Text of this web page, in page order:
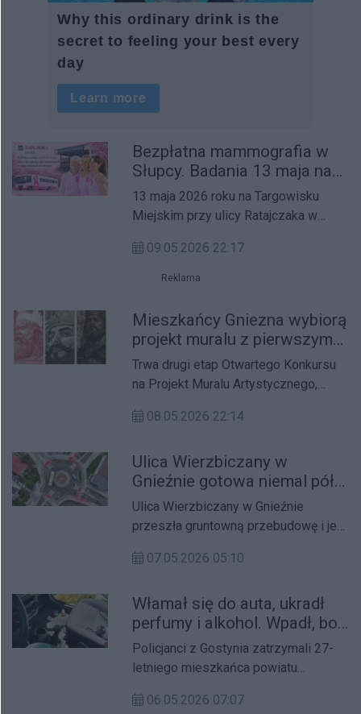
Bezpłatna mammografia w
Słupcy. Badania 13 maja na
targowisku miejskim
13 maja 2026 roku na Targowisku
Miejskim przy ulicy Ratajczaka w
mammograficzne w ramach
Populacyjnego Programu Wczesnego
09.05.2026 22:17
Reklama
Mieszkańcy Gniezna wybiorą
projekt muralu z pierwszym
królem Polski. Głosowanie
trwa do 10 maja
Trwa drugi etap Otwartego Konkursu
na Projekt Muralu Artystycznego,
zwycięskiego projektu Budżetu
2026.
08.05.2026 22:14
Ulica Wierzbiczany w
Gnieźnie gotowa niemal pół
roku przed terminem. To
inwestycja za ponad 17,5 mln
złotych
Ulica Wierzbiczany w Gnieźnie
przeszła gruntowną przebudowę i jest
którą pierwotnie przewidziano czas
zakończona z niemal półrocznym
wyprzedzeniem. Całkowita wartość
zadania wyniosła 17 581 262,50 zł.
07.05.2026 05:10
Włamał się do auta, ukradł
perfumy i alkohol. Wpadł, bo
zostawił portfel
Policjanci z Gostynia zatrzymali 27-
letniego mieszkańca powiatu
maja włamał się do samochodu
06.05.2026 07:07